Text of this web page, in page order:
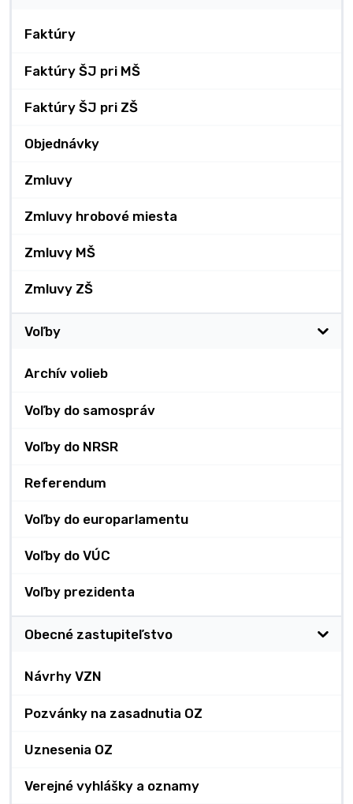
Faktúry
Faktúry ŠJ pri MŠ
Faktúry ŠJ pri ZŠ
Objednávky
Zmluvy
Zmluvy hrobové miesta
Zmluvy MŠ
Zmluvy ZŠ
Voľby
Archív volieb
Voľby do samospráv
Voľby do NRSR
Referendum
Voľby do europarlamentu
Voľby do VÚC
Voľby prezidenta
Obecné zastupiteľstvo
Návrhy VZN
Pozvánky na zasadnutia OZ
Uznesenia OZ
Verejné vyhlášky a oznamy